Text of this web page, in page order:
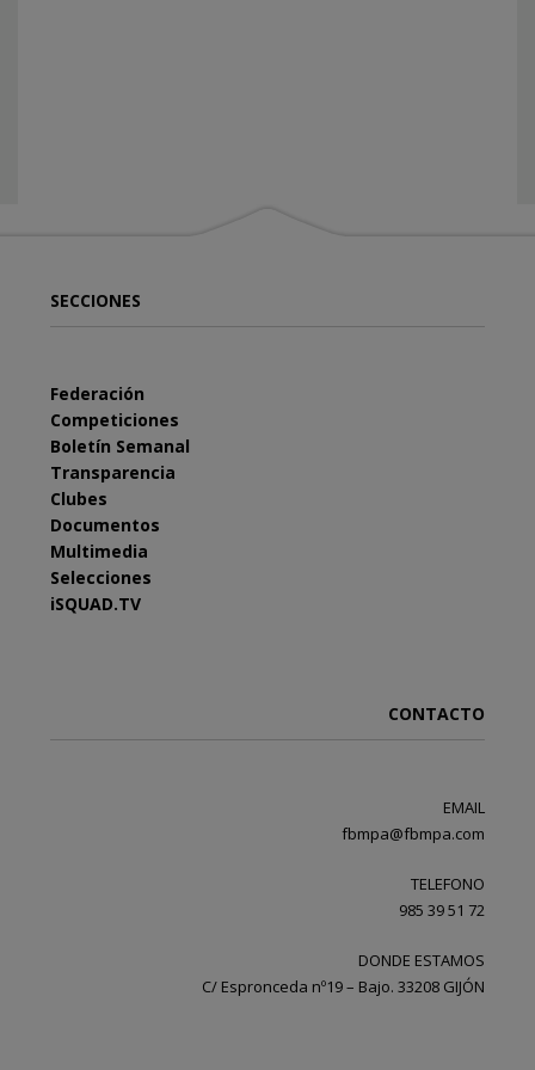
SECCIONES
Federación
Competiciones
Boletín Semanal
Transparencia
Clubes
Documentos
Multimedia
Selecciones
iSQUAD.TV
CONTACTO
EMAIL
fbmpa@fbmpa.com
TELEFONO
985 39 51 72
DONDE ESTAMOS
C/ Espronceda nº19 – Bajo. 33208 GIJÓN